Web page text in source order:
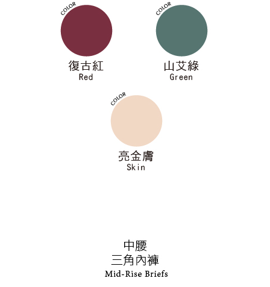
請求用戶進行身份認證。
５．嚴禁一人註冊多個帳號或使用他人資訊註冊。若發現惡意使用之情形，
恩沛科技股份有限公司將有權停止該用戶之使用額度並採取法律行動。
每筆NT$150，滿NT$2,000(含以上)免運費
海外宅配 (訂單成立後，請主動於2天內與線上客服核對收
件資料，逾期未確認訂單將自動取消)